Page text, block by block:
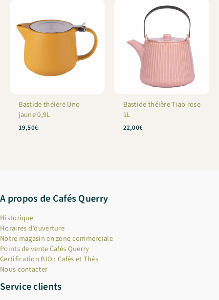
Bastide théière Uno
jaune 0,9L
19,50€
Bastide théière Tiao rose
1L
22,00€
A propos de Cafés Querry
Historique
Horaires d’ouverture
Notre magasin en zone commerciale
Points de vente Cafés Querry
Certification BIO : Cafés et Thés
Nous contacter
Service clients